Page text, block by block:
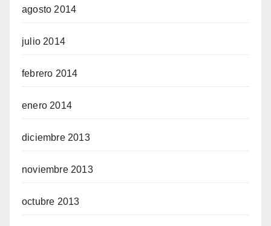
agosto 2014
julio 2014
febrero 2014
enero 2014
diciembre 2013
noviembre 2013
octubre 2013